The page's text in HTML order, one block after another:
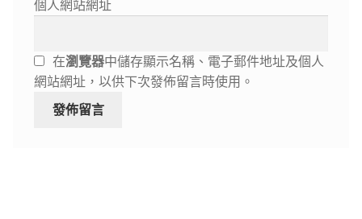
個人網站網址
在瀏覽器中儲存顯示名稱、電子郵件地址及個人
網站網址，以供下次發佈留言時使用。